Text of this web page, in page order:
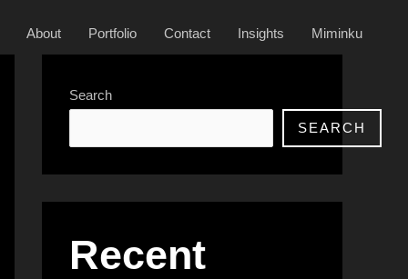
About Portfolio Contact Insights Miminku
Search
SEARCH
Recent